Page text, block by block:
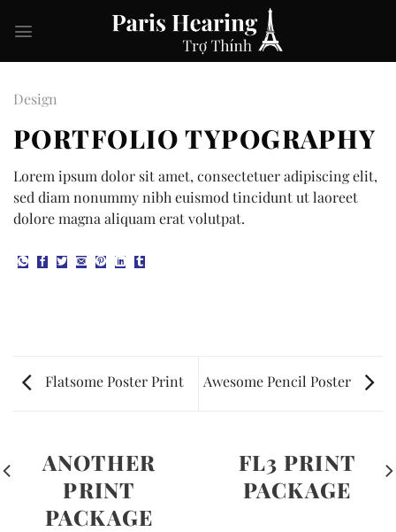
Design
PORTFOLIO TYPOGRAPHY
Lorem ipsum dolor sit amet, consectetuer adipiscing elit,
sed diam nonummy nibh euismod tincidunt ut laoreet
dolore magna aliquam erat volutpat.
Flatsome Poster Print Awesome Pencil Poster
ANOTHER
PRINT
PACKAGE
FL3 PRINT
PACKAGE